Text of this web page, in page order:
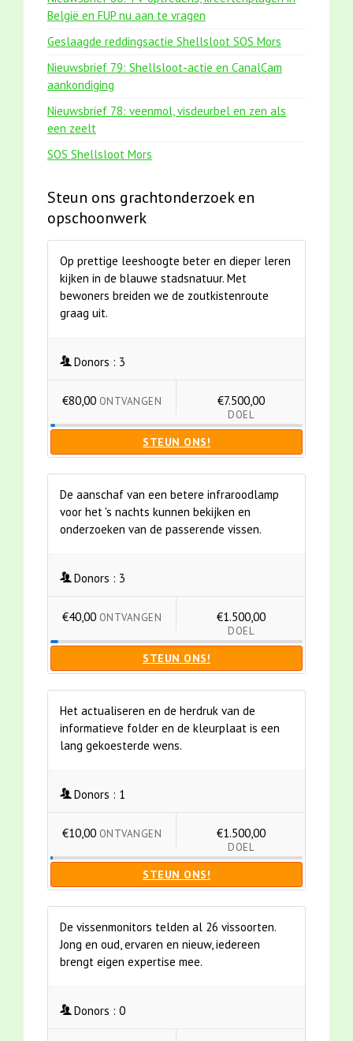
België en FUP nu aan te vragen
Geslaagde reddingsactie Shellsloot SOS Mors
Nieuwsbrief 79: Shellsloot-actie en CanalCam
aankondiging
Nieuwsbrief 78: veenmol, visdeurbel en zen als
een zeelt
SOS Shellsloot Mors
Steun ons grachtonderzoek en
opschoonwerk
Op prettige leeshoogte beter en dieper leren
kijken in de blauwe stadsnatuur. Met
bewoners breiden we de zoutkistenroute
graag uit.
Donors : 3
€80,00 ONTVANGEN €7.500,00
DOEL
STEUN ONS!
De aanschaf van een betere infraroodlamp
voor het 's nachts kunnen bekijken en
onderzoeken van de passerende vissen.
Donors : 3
€40,00 ONTVANGEN €1.500,00
DOEL
STEUN ONS!
Het actualiseren en de herdruk van de
informatieve folder en de kleurplaat is een
lang gekoesterde wens.
Donors : 1
€10,00 ONTVANGEN €1.500,00
DOEL
STEUN ONS!
De vissenmonitors telden al 26 vissoorten.
Jong en oud, ervaren en nieuw, iedereen
brengt eigen expertise mee.
Donors : 0